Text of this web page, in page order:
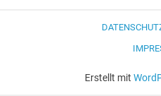
Erstellt mit